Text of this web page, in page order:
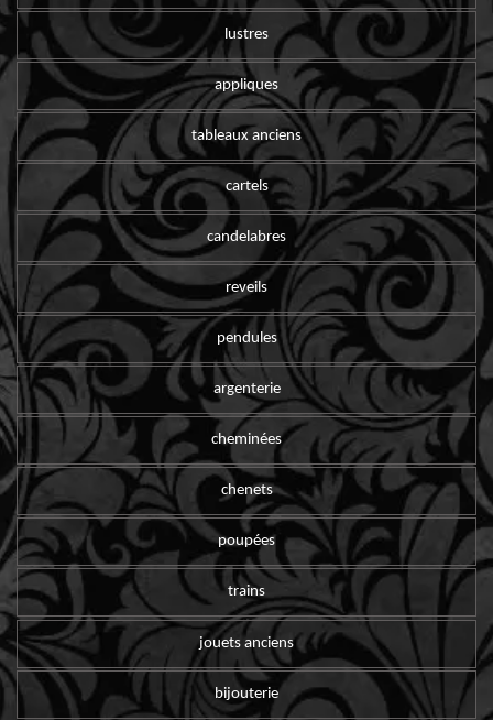
lustres
appliques
tableaux anciens
cartels
candelabres
reveils
pendules
argenterie
cheminées
chenets
poupées
trains
jouets anciens
bijouterie